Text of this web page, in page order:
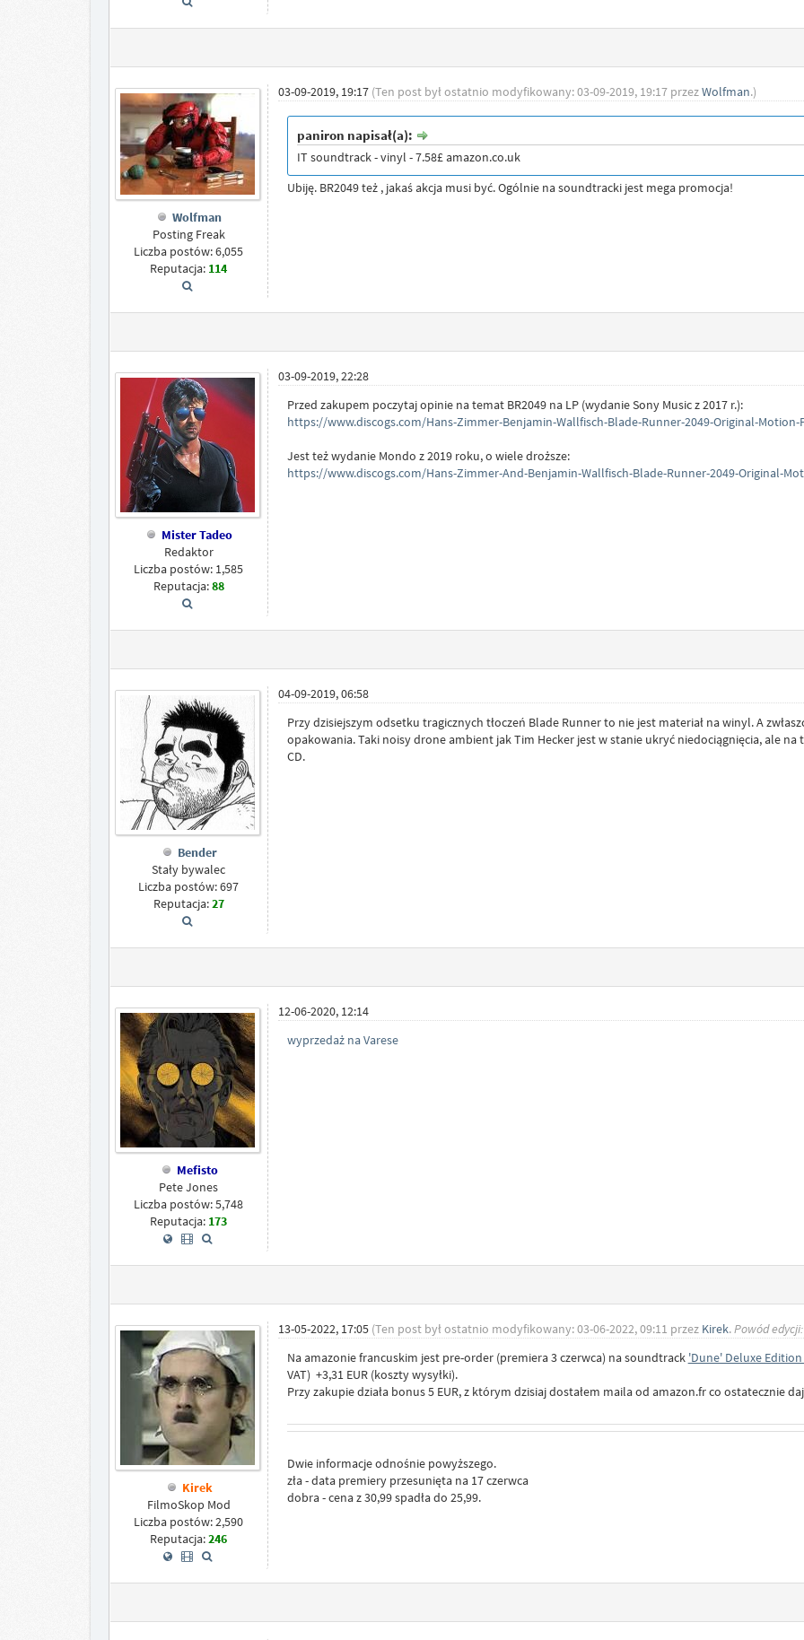
Wolfman
Posting Freak
Liczba postów: 6,055
Reputacja: 114
03-09-2019, 19:17 (Ten post był ostatnio modyfikowany: 03-09-2019, 19:17 przezWolfman.)
paniron napisał(a):
IT soundtrack - vinyl - 7.58£ amazon.co.uk
Ubiję. BR2049 też , jakaś akcja musi być. Ogólnie na soundtracki jest mega promocja!
Mister Tadeo
Redaktor
Liczba postów: 1,585
Reputacja:88
03-09-2019, 22:28
Przed zakupem poczytaj opinie na temat BR2049 na LP (wydanie Sony Music z 2017 r.):
https://www.discogs.com/Hans-Zimmer-Benjamin-Wallfisch-Blade-Runner-2049-Original-
Jest też wydanie Mondo z 2019 roku, o wiele droższe:
https://www.discogs.com/Hans-Zimmer-And-Benjamin-Wallfisch-Blade-Runner-2049-Original-
Bender
Stały bywalec
Liczba postów: 697
Reputacja:27
04-09-2019, 06:58
Przy dzisiejszym odsetku tragicznych tłoczeń Blade Runner to nie jest materiał na winyl. A
opakowania. Taki noisy drone ambient jak Tim Hecker jest w stanie ukryć niedociągnięcia, ale
CD.
Mefisto
Pete Jones
Liczba postów: 5,748
Reputacja: 173
12-06-2020, 12:14
wyprzedaż na Varese
Kirek
FilmoSkop Mod
Liczba postów: 2,590
Reputacja:246
13-05-2022, 17:05 (Ten post był ostatnio modyfikowany: 03-06-2022, 09:11 przez Kirek.Powód
Na amazonie francuskim jest pre-order (premiera 3 czerwca) na soundtrack 'Dune' Deluxe Edition
VAT) +3,31 EUR (koszty wysyłki).
Przy zakupie działa bonus 5 EUR, z którym dzisiaj dostałem maila od amazon.fr co ostatecznie
Dwie informacje odnośnie powyższego.
zła - data premiery przesunięta na 17 czerwca
dobra - cena z 30,99 spadła do 25,99.